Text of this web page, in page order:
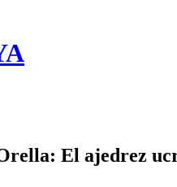
El ajedrez